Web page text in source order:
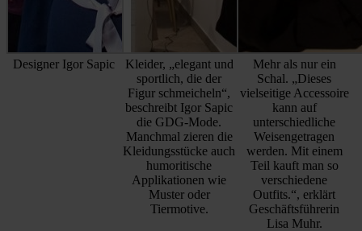
Designer Igor Sapic
Kleider, „elegant und
sportlich, die der
Figur schmeicheln“,
beschreibt Igor Sapic
die GDG-Mode.
Manchmal zieren die
Kleidungsstücke auch
humoritische
Applikationen wie
Muster oder
Tiermotive.
Mehr als nur ein
Schal. „Dieses
vielseitige Accessoire
kann auf
unterschiedliche
Weisengetragen
werden. Mit einem
Teil kauft man so
verschiedene
Outfits.“, erklärt
Geschäftsführerin
Lisa Muhr.